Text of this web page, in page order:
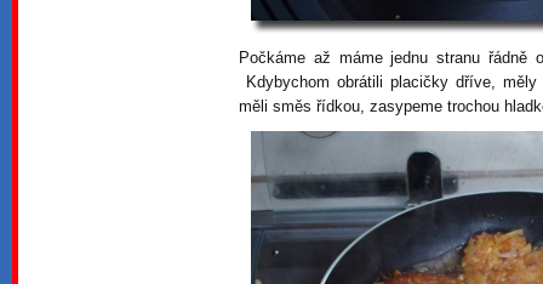
Počkáme až máme jednu stranu řádně
Kdybychom obrátili placičky dříve,
měli směs řídkou, zasypeme trochou